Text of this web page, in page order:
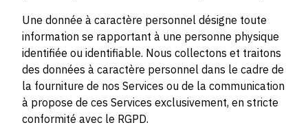
Une donnée à caractère personnel désigne toute
information se rapportant à une personne physique
identifiée ou identifiable. Nous collectons et traitons
des données à caractère personnel dans le cadre de
la fourniture de nos Services ou de la communication
à propose de ces Services exclusivement, en stricte
conformité avec le RGPD.